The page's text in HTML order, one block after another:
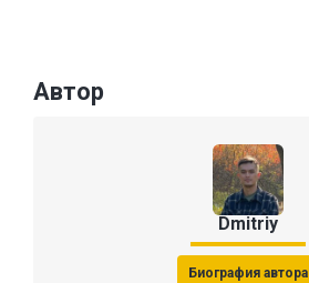
Автор
Dmitriy
Биография автора